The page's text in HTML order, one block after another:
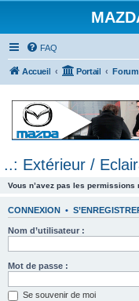
FAQ
Accueil Portail Forum
..: Extérieur /
Vous n’avez pas les
CONNEXION •
Nom d’utilisateur :
Mot de passe :
Se souvenir de moi